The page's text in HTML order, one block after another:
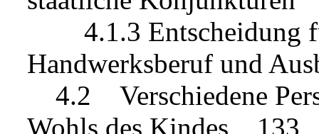
4.1.3 Entscheidung
Handwerksberuf und
4.2 Verschiedene
Wohls des Kindes 133